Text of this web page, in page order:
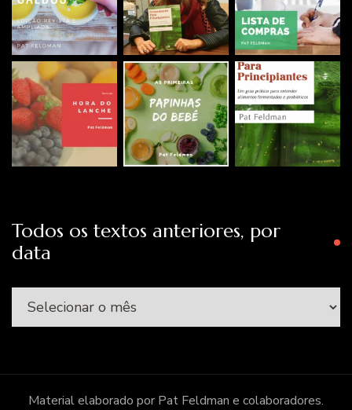
Todos os textos anteriores, por
data
Todos
os
anteriores,
porMaterial elaborado por Pat Feldman e colaboradores.